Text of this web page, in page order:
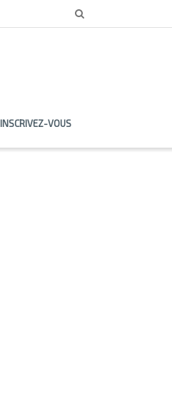
INSCRIVEZ-VOUS